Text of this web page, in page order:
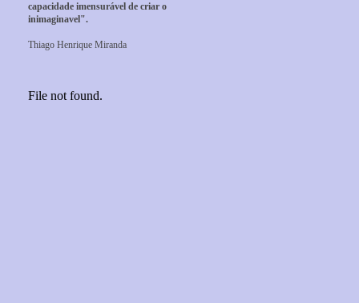
capacidade imensurável de criar o
inimaginavel".
Thiago Henrique Miranda